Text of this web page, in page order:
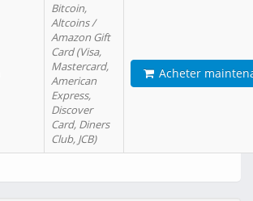
Bitcoin,
Altcoins /
Amazon Gift
Card (Visa,
Mastercard,
American
Express,
Discover
Card, Diners
Club, JCB)
Acheter